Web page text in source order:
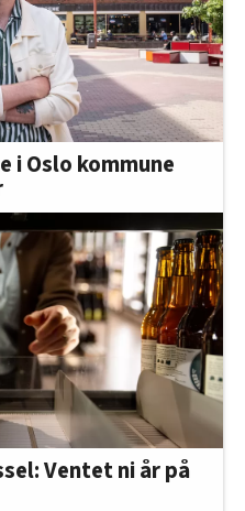
i Oslo kommune
Ventet ni år på